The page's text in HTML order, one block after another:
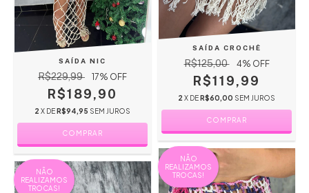
SAÍDA NIC
R$229,99 17% OFF
R$189,90
2 X DE R$94,95 SEM JUROS
COMPRAR
SAÍDA CROCHÊ
R$125,00 4% OFF
R$119,99
2 X DE R$60,00 SEM JUROS
COMPRAR
NÃO
REALIZAMOS
TROCAS!
NÃO
REALIZAMOS
TROCAS!